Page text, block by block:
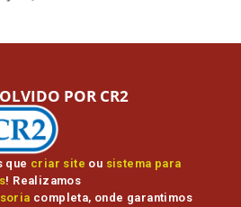
que criar site ou sistema para
! Realizamos
completa, onde garantimos
POR CR2